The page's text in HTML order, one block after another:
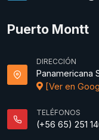
Puerto Montt
DIRECCIÓN
Panamericana
[Ver en
TELÉFONOS
(+56 65) 251